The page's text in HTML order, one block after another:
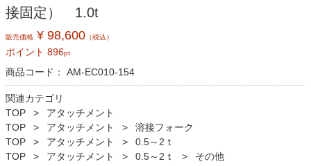
接固定） 1.0t
販売価格 ¥ 98,600 （税込）
ポイント 896pt
商品コード： AM-EC010-154
関連カテゴリ
TOP
アタッチメント
TOP
アタッチメント
溶接フォーク
TOP
アタッチメント
0.5～2ｔ
TOP
アタッチメント 0.5～2ｔ その他